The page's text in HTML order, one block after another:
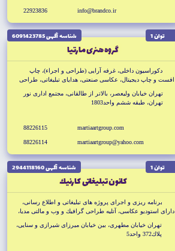
info@brandco.ir
22923836
توان 1 شناسه آگهى 6091423785
گروه هنرى مارتيا
دكوراسيون داخلى، غرفه آرايى (طراحى و اجراء)، چاپ
افست و چاپ ديجيتال، عكاسى صنعتى، هداياى تبليغاتى، طراحى
تهران خيابان وليعصر، بالاتر از طالقانى، مجتمع ادارى نور
تهران، طبقه ششم واحد1803
martiaartgroup.com
martiaartgroup@yahoo.com
88226115
88226114
توان 1 شناسه آگهى 2944118160
كانون تبليغاتى كارنيك
برنامه ريزى و اجراى پروژه هاى تبليغاتى و اطلاع رسانى،
داراى استوديو عكاسى، آتليه طراحى گرافيك و وب و مالتى مديا،
نمايشگاهى
تهران خيابان مطهرى، بين خيابان ميرزاى شيرازى و سنايى،
پلاك372 واحد5